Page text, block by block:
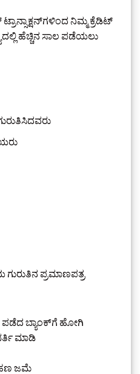
ನಿಮ್ಮ ಕ್ರೆಡಿಟ್
ಹೆಚ್ಚಿನ ಸಾಲ ಪಡೆಯಲು
ಪ್ರಮಾಣಪತ್ರ
ಪಡೆದ ಬ್ಯಾಂಕ್‌ಗೆ ಹೋಗಿ
ಮಾಡಿ
ಹಣ ಜಮೆ